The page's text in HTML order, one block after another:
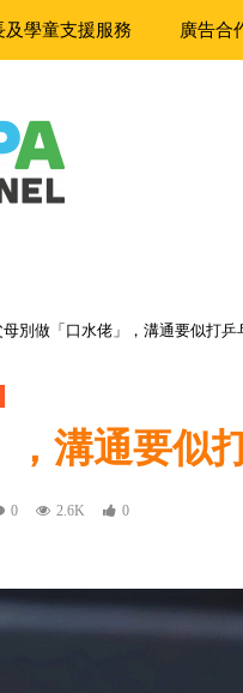
及學童支援服務 廣告合
別做「口水佬」，溝通要似打乒
溝通要似
0 2.6K 0